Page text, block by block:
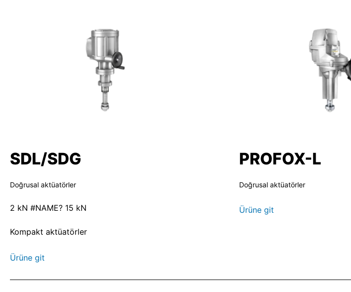
SDL/SDG
Doğrusal aktüatörler
2 kN #NAME? 15 kN
Kompakt aktüatörler
Ürüne git
PROFOX-L
Doğrusal aktüatörler
Ürüne git